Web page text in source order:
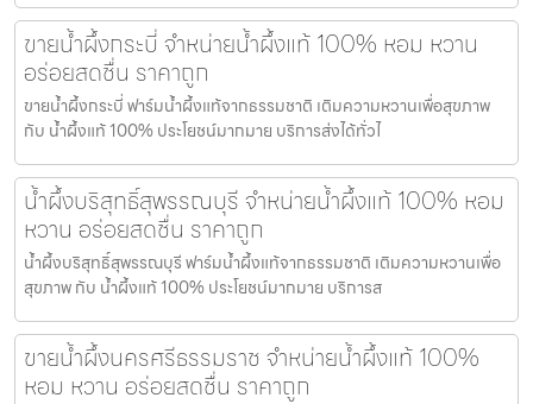
ขายน้ำผึ้งกระบี่ จำหน่ายน้ำผึ้งแท้ 100% หอม หวาน
อร่อยสดชื่น ราคาถูก
ขายน้ำผึ้งกระบี่ ฟาร์มน้ำผึ้งแท้จากธรรมชาติ เติมความหวานเพื่อสุขภาพ
กับ น้ำผึ้งแท้ 100% ประโยชน์มากมาย บริการส่งได้ทั่วไ
น้ำผึ้งบริสุทธิ์สุพรรณบุรี จำหน่ายน้ำผึ้งแท้ 100% หอม
หวาน อร่อยสดชื่น ราคาถูก
น้ำผึ้งบริสุทธิ์สุพรรณบุรี ฟาร์มน้ำผึ้งแท้จากธรรมชาติ เติมความหวานเพื่อ
สุขภาพ กับ น้ำผึ้งแท้ 100% ประโยชน์มากมาย บริการส
ขายน้ำผึ้งนครศรีธรรมราช จำหน่ายน้ำผึ้งแท้ 100%
หอม หวาน อร่อยสดชื่น ราคาถูก